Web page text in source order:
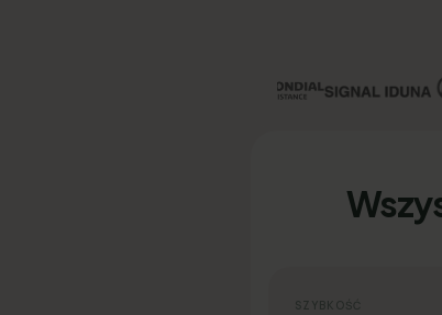
SZYBKOŚĆ